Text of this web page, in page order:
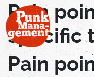
Skip
to
content
Pain
specific
Pain